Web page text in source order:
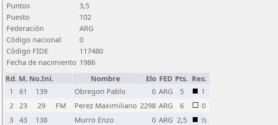
Puntos
3,5
Puesto
102
Federación
ARG
Código nacional
0
Código FIDE
117480
Fecha de nacimiento 1986
Rd. M. No.Ini. Nombre Elo FED Pts. Res.
1
61 139 Obregon Pablo 0 ARG 5
1
2 23 29 FM Perez Maximiliano 2298 ARG 6
0
3 43 138 Murro Enzo 0 ARG 2,5
½